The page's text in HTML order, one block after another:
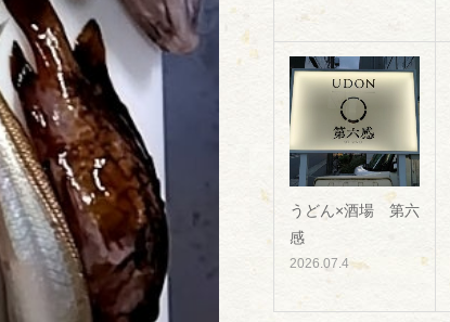
うどん×酒場 第六
感
2026.07.4